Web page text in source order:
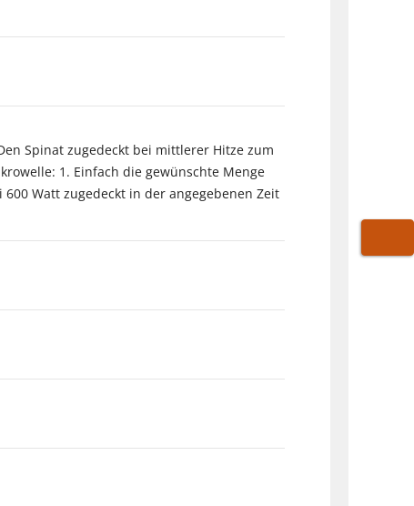
Spinat zugedeckt bei mittlerer Hitze zum
1. Einfach die gewünschte Menge
Watt zugedeckt in der angegebenen Zeit